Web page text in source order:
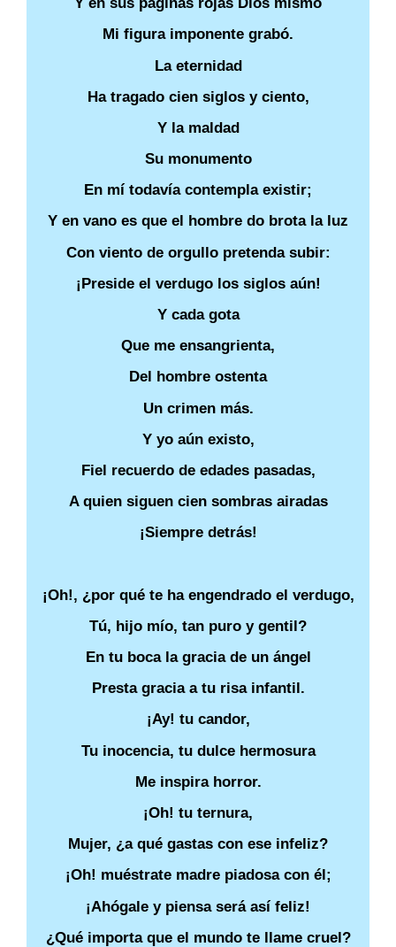
Mi figura imponente grabó.
La eternidad
Ha tragado cien siglos y ciento,
Y la maldad
Su monumento
En mí todavía contempla existir;
Y en vano es que el hombre do brota la luz
Con viento de orgullo pretenda subir:
¡Preside el verdugo los siglos aún!
Y cada gota
Que me ensangrienta,
Del hombre ostenta
Un crimen más.
Y yo aún existo,
Fiel recuerdo de edades pasadas,
A quien siguen cien sombras airadas
¡Siempre detrás!
¡Oh!, ¿por qué te ha engendrado el verdugo,
Tú, hijo mío, tan puro y gentil?
En tu boca la gracia de un ángel
Presta gracia a tu risa infantil.
¡Ay! tu candor,
Tu inocencia, tu dulce hermosura
Me inspira horror.
¡Oh! tu ternura,
Mujer, ¿a qué gastas con ese infeliz?
¡Oh! muéstrate madre piadosa con él;
¡Ahógale y piensa será así feliz!
¿Qué importa que el mundo te llame cruel?